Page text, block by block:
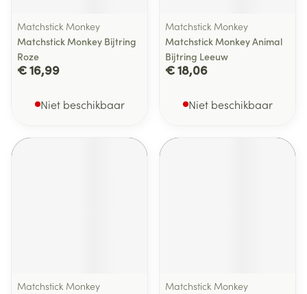
Matchstick Monkey
Matchstick Monkey Bijtring
Roze
€ 16,99
Niet beschikbaar
Matchstick Monkey
Matchstick Monkey Animal
Bijtring Leeuw
€ 18,06
Niet beschikbaar
Matchstick Monkey
Matchstick Monkey